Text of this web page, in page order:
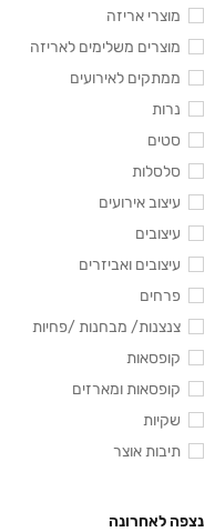
מוצרי אריזה
מוצרים משלימים לאריזה
ממתקים לאירועים
נרות
סטים
סלסלות
עיצוב אירועים
עיצובים
עיצובים ואביזרים
פרחים
צנצנות/ מבחנות /פחיות
קופסאות
קופסאות ומארזים
שקיות
תיבות אוצר
נצפה לאחרונה